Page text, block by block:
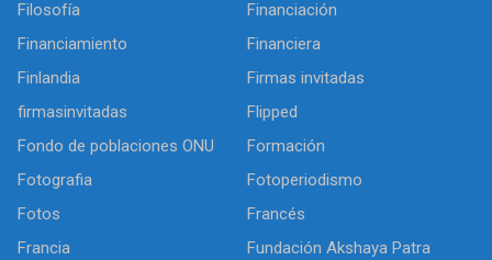
Filosofía
Financiación
Financiamiento
Financiera
Finlandia
Firmas invitadas
firmasinvitadas
Flipped
Fondo de poblaciones ONU
Formación
Fotografia
Fotoperiodismo
Fotos
Francés
Francia
Fundación Akshaya Patra